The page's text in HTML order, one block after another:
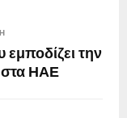
την
στα ΗΑΕ